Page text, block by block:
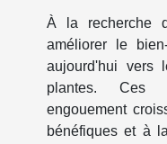
À la recherche
améliorer le
aujourd'hui vers
plantes. Ces
engouement
bénéfiques et à